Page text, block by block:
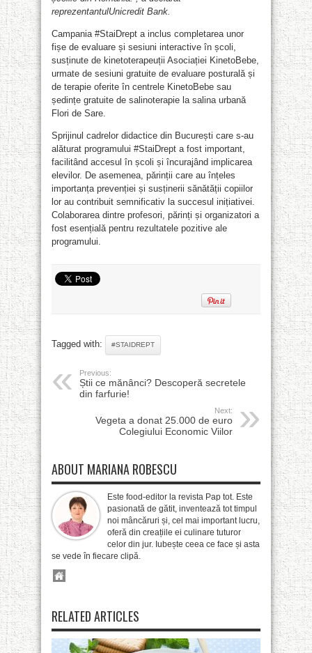
reprezentantulUnicredit Bank.
Campania #StaiDrept a inclus completarea unor
fișe de evaluare și sesiuni interactive în școli,
susținute de kinetoterapeuții Asociației KinetoBebe,
urmate de sesiuni gratuite de evaluare posturală și
de terapie oferite în centrele KinetoBebe sau
ședințe gratuite de salinoterapie la salina urbană
Flori de Sare.
Sprijinul cadrelor didactice din București care s-au
alăturat programului #StaiDrept a fost important,
facilitând accesul în școli și încurajând implicarea
elevilor. De asemenea, părinții care au înțeles
importanța prevenției și susținerii sănătății copiilor
lor au contribuit semnificativ la succesul inițiativei.
Colaborarea dintre profesori, părinți și organizatori a
fost esențială pentru rezultatele pozitive ale
programului.
Tagged with: #STAIDREPT
Previous:
Știi ce mănânci? Descoperă secretele
din farfurie!
Next:
Vegeta a donat 25.000 de euro
Colegiului Economic Viilor
ABOUT MARIANA ROBESCU
Este food-editor la revista Pap tot. Este
pasionată de gătit, inventează tot timpul
noi mâncăruri și, cel mai important lucru,
oferă din creațiile ei culinare tuturor
celor din jur. Iubește ceea ce face și asta
se vede în fiecare clipă.
RELATED ARTICLES